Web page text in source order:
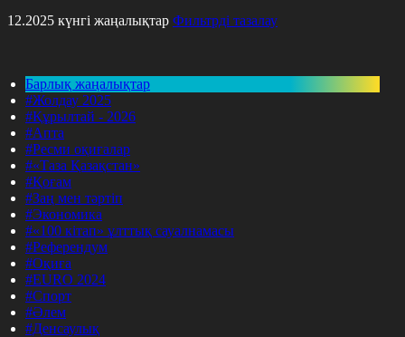
күнгі жаңалықтар Фильтрді тазалау
Барлық жаңалықтар
#Жолдау 2025
#Құрылтай - 2026
#Апта
#Ресми оқиғалар
#«Таза Қазақстан»
#Қоғам
#Заң мен тәртіп
#Экономика
#«100 кітап» ұлттық сауалнамасы
#Референдум
#Оқиға
#EURO 2024
#Спорт
#Әлем
#Денсаулық